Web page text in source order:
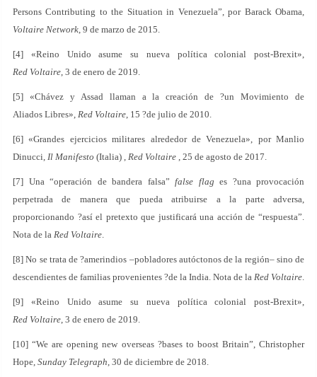
Persons Contributing to the Situation in Venezuela”, por Barack Obama,
Voltaire Network, 9 de marzo de 2015.
[4] «Reino Unido asume su nueva política colonial post-Brexit»,
Red Voltaire, 3 de enero de 2019.
[5] «Chávez y Assad llaman a la creación de ?un Movimiento de
Aliados Libres», Red Voltaire, 15 ?de julio de 2010.
[6] «Grandes ejercicios militares alrededor de Venezuela», por Manlio
Dinucci, Il Manifesto (Italia) , Red Voltaire , 25 de agosto de 2017.
[7] Una “operación de bandera falsa” false flag es ?una provocación
perpetrada de manera que pueda atribuirse a la parte adversa,
proporcionando ?así el pretexto que justificará una acción de “respuesta”.
Nota de la Red Voltaire.
[8] No se trata de ?amerindios –pobladores autóctonos de la región– sino de
descendientes de familias provenientes ?de la India. Nota de la Red Voltaire.
[9] «Reino Unido asume su nueva política colonial post-Brexit»,
Red Voltaire, 3 de enero de 2019.
[10] “We are opening new overseas ?bases to boost Britain”, Christopher
Hope, Sunday Telegraph, 30 de diciembre de 2018.